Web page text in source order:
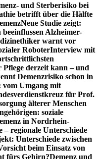
und Sterberisiko bei
betrifft über die Hälfte
Neue Studie zeigt:
Alzheimer-
warnt vor
RoboterInterview mit
derzeit kann – und
Demenzrisiko schon in
Umgang mit
für Prof.
älterer Menschen
soziale
in Nordrhein-
– regionale Unterschiede
Unterschiede zwischen
beim Einsatz von
fürs Gehirn?Demenz und